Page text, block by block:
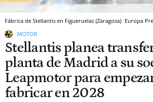
Fábrica de Stellantis en Figueruelas (Zaragoza) Europa
MOTOR
Stellantis planea
planta de Madrid a su
Leapmotor para
fabricar en 2028